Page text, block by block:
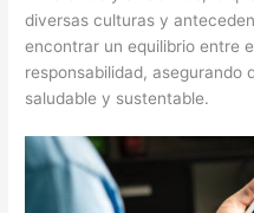
diversas culturas y
encontrar un equilibrio entre
responsabilidad, asegurando
saludable y sustentable.